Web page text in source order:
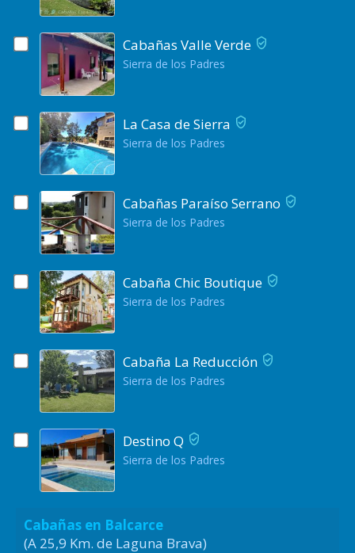
Cabañas Valle Verde
Sierra de los Padres
La Casa de Sierra
Sierra de los Padres
Cabañas Paraíso Serrano
Sierra de los Padres
Cabaña Chic Boutique
Sierra de los Padres
Cabaña La Reducción
Sierra de los Padres
Destino Q
Sierra de los Padres
Cabañas en Balcarce
(A 25,9 Km. de Laguna Brava)